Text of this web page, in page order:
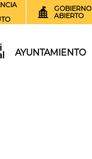
GOBIERNO
ABIERTO
AYUNTAMIENTO